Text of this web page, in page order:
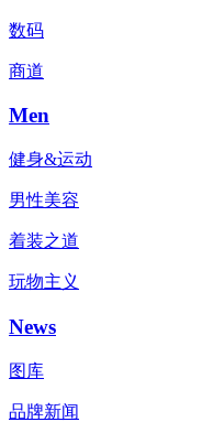
数码
商道
Men
健身&运动
男性美容
着装之道
玩物主义
News
图库
品牌新闻